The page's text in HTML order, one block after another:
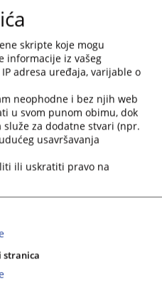
03.06.2025.
28.04.2025
26.06.2025
suda u Zenici za 2025.
skripte koje mogu
informacije iz vašeg
adresa uređaja, varijable o
neophodne i bez njih web
u svom punom obimu, dok
za dodatne stvari (npr.
usavršavanja
ili uskratiti pravo na
stranica